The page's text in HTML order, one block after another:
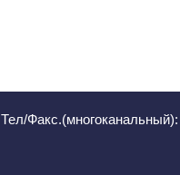
Тел/